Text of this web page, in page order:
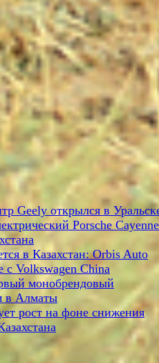
Geely открылся в
Porsche Cayenne
в Казахстан: Orbis Auto
с Volkswagen China
монобрендовый
в Алматы
рост на фоне снижения